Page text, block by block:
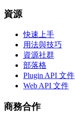
資源
快速上手
用法與技巧
資源社群
部落格
Plugin API 文件
Web API 文件
商務合作